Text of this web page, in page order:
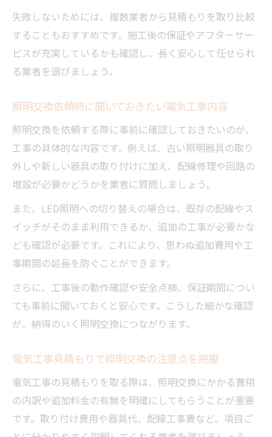
失敗しないためには、複数業者から見積もりを取り比較
することもおすすめです。施工後の保証やアフターサー
ビスが充実しているかも確認し、長く安心して任せられ
る業者を選びましょう。
照明交換依頼時に聞いておきたい電気工事内容
照明交換を依頼する際に事前に確認しておきたいのが、
工事の具体的な内容です。例えば、古い照明器具の取り
外しや新しい器具の取り付けに加え、配線修理や回路の
増設が必要かどうかを業者に質問しましょう。
また、LED照明への切り替えの場合は、既存の配線やス
イッチがそのまま利用できるか、追加の工事が必要かな
ども確認が必要です。これにより、思わぬ追加費用や工
事期間の延長を防ぐことができます。
さらに、工事後の動作確認や安全点検、保証期間につい
ても事前に聞いておくと安心です。こうした細かな確認
が、納得のいく照明交換につながります。
電気工事見積もりで照明交換の注意点を把握
電気工事の見積もりを取る際は、照明交換にかかる費用
の内訳や追加料金の有無を明確にしてもらうことが重要
です。取り付け費用や器具代、配線工事費など、項目ご